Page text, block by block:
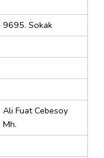
9695. Sokak
Ali Fuat Cebesoy
Mh.